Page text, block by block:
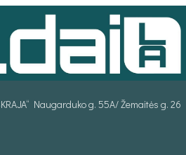
Naugarduko g. 55A/ Žemaitės g. 26